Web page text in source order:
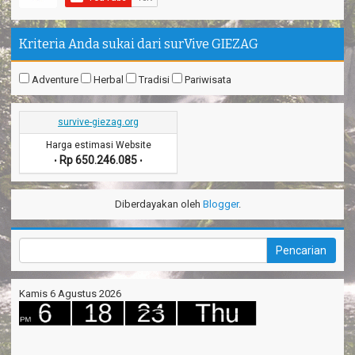
Kriteria Anda sukai dari surVive GIEZAG
Adventure Herbal Tradisi Pariwisata
survive-giezag.org
Harga estimasi Website
• Rp 650.246.085 •
Diberdayakan oleh Blogger.
Kamis 6 Agustus 2026
Tina - Jakarta
Trims Kang Arief ❤️ You
Andini - Cimahi
Pantai Madasari indah, unik
Outbond & Fun games nya Seru
Anis - Bandung
Thanks kang Sandi antar kami ke puncak Gn.Ciremai
Pantai Karapyak Pangandaran enjoy, seru banget
Santirah Pangandaran SERU....
Sinta - Garut
Camping Ipukan Enjoy banget